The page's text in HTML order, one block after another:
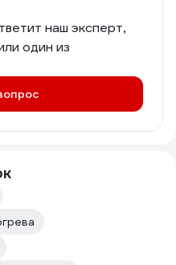
наш эксперт,
один из